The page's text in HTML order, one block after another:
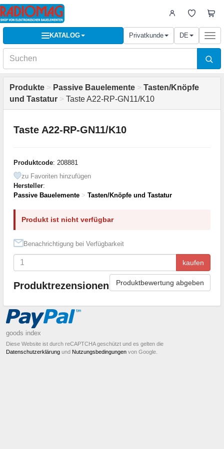
KATALOG Privatkunde DE
Produkte > Passive Bauelemente > Tasten/Knöpfe
und Tastatur > Taste A22-RP-GN11/K10
Taste A22-RP-GN11/K10
Produktcode: 208881
zu Favoriten hinzufügen
Hersteller:
Passive Bauelemente > Tasten/Knöpfe und Tastatur
Produkt ist nicht verfügbar
Benachrichtigung bei Verfügbarkeit
kaufen
Produktrezensionen Produktbewertung abgeben
goods index
Diese Website ist durch reCAPTCHA geschützt und es gelten die
Datenschutzerklärung und Nutzungsbedingungen von Google.